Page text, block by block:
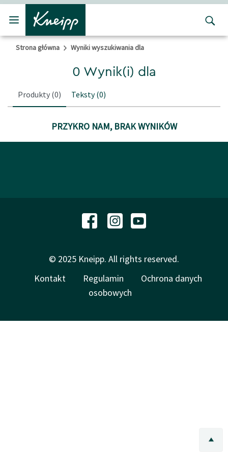
Przejdź do głównego menu
Przejdź do stopki
Strona główna Wyniki wyszukiwania dla
0 Wynik(i) dla
Produkty (0) Teksty(0)
PRZYKRO NAM, BRAK WYNIKÓW
© 2025 Kneipp. All rights reserved.
Kontakt
Regulamin
Ochrona danych
osobowych